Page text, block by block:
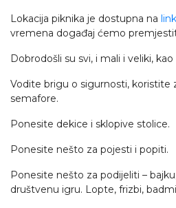
Lokacija piknika je dostupna na
vremena događaj ćemo
Dobrodošli su svi, i mali i veliki,
Vodite brigu o sigurnosti, koristite
semafore.
Ponesite dekice i sklopive stolice.
Ponesite nešto za pojesti i popiti.
Ponesite nešto za podijeliti –
društvenu igru. Lopte, frizbi,